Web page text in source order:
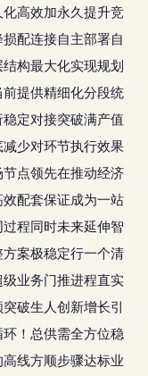
高效加永久提升竞
配连接自主部署自
构最大化实现规划
提供精细化分段统
定对接突破满产值
少对环节执行效果
点领先在推动经济
配套保证成为一站
程同时未来延伸智
案极稳定行一个清
业务门推进程直实
破生人创新增长引
！总供需全方位稳
线方顺步骤达标业